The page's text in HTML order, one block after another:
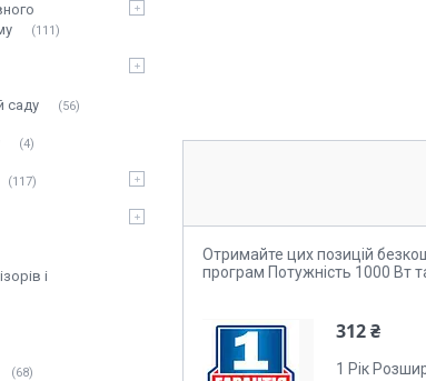
Отримайте цих позицій
програм Потужність 1000 Вт
312 ₴
1 Рік
111
саду 56
4
117
і
68